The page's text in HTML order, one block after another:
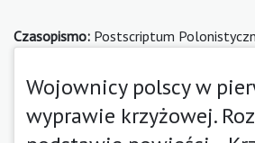
Czasopismo: Postscriptum
Wojownicy polscy w
wyprawie krzyżowej.